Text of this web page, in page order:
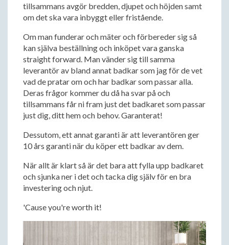
tillsammans avgör bredden, djupet och höjden samt
om det ska vara inbyggt eller fristående.
Om man funderar och mäter och förbereder sig så
kan själva beställning och inköpet vara ganska
straight forward. Man vänder sig till samma
leverantör av bland annat badkar som jag för de vet
vad de pratar om och har badkar som passar alla.
Deras frågor kommer du då ha svar på och
tillsammans får ni fram just det badkaret som passar
just dig, ditt hem och behov. Garanterat!
Dessutom, ett annat garanti är att leverantören ger
10 års garanti när du köper ett badkar av dem.
När allt är klart så är det bara att fylla upp badkaret
och sjunka ner i det och tacka dig själv för en bra
investering och njut.
'Cause you're worth it!